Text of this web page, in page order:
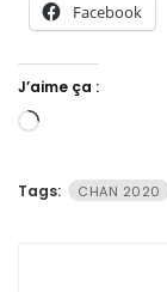
Facebook
J’aime ça :
Chargement…
Tags: CHAN 2020